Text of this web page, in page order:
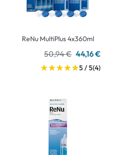
ReNu MultiPlus 4x360ml
50,94 € 44,16 €
5 / 5(4)